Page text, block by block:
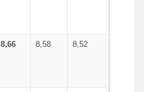
8,66 8,58 8,52